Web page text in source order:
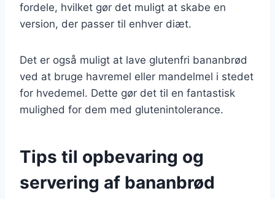
fordele, hvilket gør det muligt at skabe en
version, der passer til enhver diæt.
Det er også muligt at lave glutenfri bananbrød
ved at bruge havremel eller mandelmel i stedet
for hvedemel. Dette gør det til en fantastisk
mulighed for dem med glutenintolerance.
Tips til opbevaring og
servering af bananbrød